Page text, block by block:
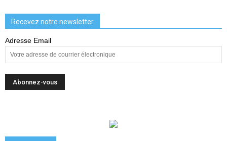
Recevez notre newsletter
Adresse Email